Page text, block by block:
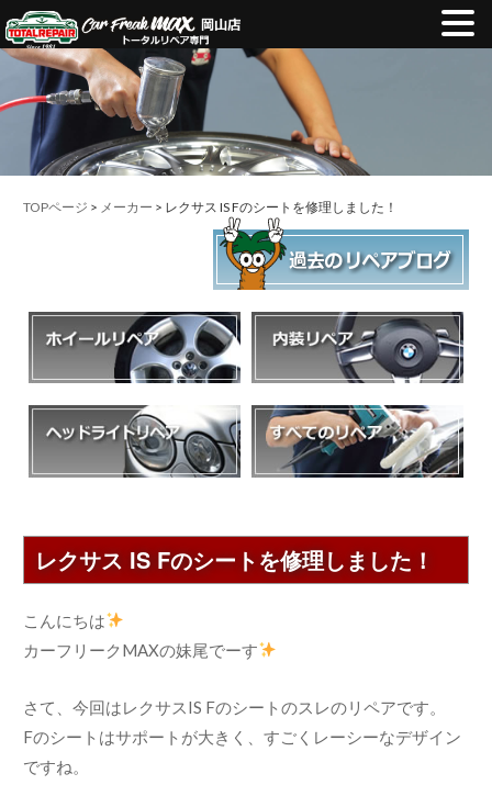
TOPページ > メーカー > レクサス IS Fのシートを修理しました！
レクサス IS Fのシートを修理しました！
こんにちは
カーフリークMAXの妹尾でーす
さて、今回はレクサスIS Fのシートのスレのリペアです。
Fのシートはサポートが大きく、すごくレーシーなデザイン
ですね。